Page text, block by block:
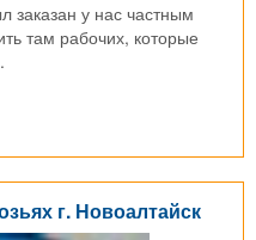
заказан у нас частным
там рабочих, которые
г. Новоалтайск